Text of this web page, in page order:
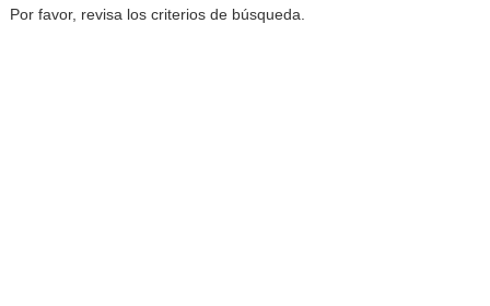
Por favor, revisa los criterios de búsqueda.